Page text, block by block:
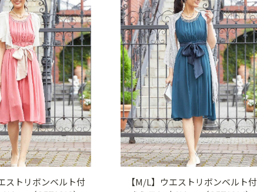
ストリボンベルト付
【M/L】ウエストリボンベルト付